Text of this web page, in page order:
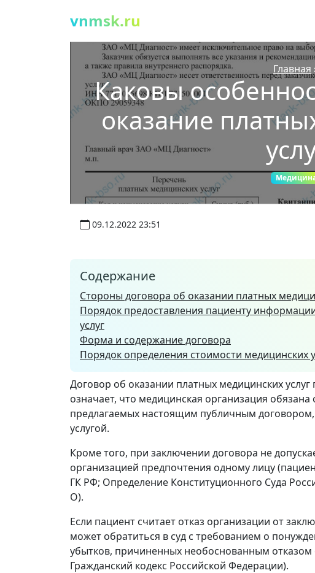
vnmsk.ru
Главная
Каковы
оказание
09.12.2022 23:51
Содержание
Стороны договора об оказании платных
Порядок предоставления пациенту
услуг
Форма и содержание договора
Порядок определения стоимости медицинских
Договор об оказании платных медицинских
означает, что медицинская организация обязана
предлагаемых настоящим публичным
услугой.
Кроме того, при заключении договора не
организацией предпочтения одному лицу
ГК РФ; Определение Конституционного Суда
О).
Если пациент считает отказ организации от
может обратиться в суд с требованием о
убытков, причиненных необоснованным отказом
Гражданский кодекс Российской Федерации).